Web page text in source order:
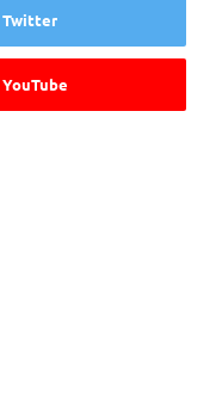
Twitter
YouTube